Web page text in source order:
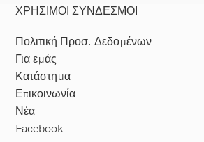
ΧΡΗΣΙΜΟΙ ΣΥΝΔΕΣΜΟΙ
Πολιτική Προσ. Δεδομένων
Για εμάς
Κατάστημα
Επικοινωνία
Νέα
Facebook